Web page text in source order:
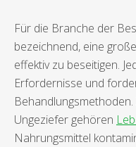
Für die Branche der
bezeichnend, eine
effektiv zu beseitigen.
Erfordernisse und
Ungeziefer gehören
Nahrungsmittel